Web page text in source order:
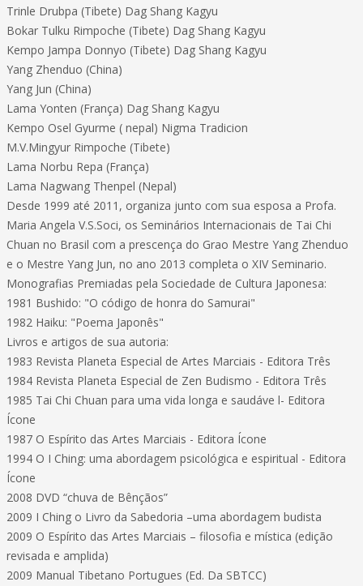
Trinle Drubpa (Tibete) Dag Shang Kagyu
Bokar Tulku Rimpoche (Tibete) Dag Shang Kagyu
Kempo Jampa Donnyo (Tibete) Dag Shang Kagyu
Yang Zhenduo (China)
Yang Jun (China)
Lama Yonten (França) Dag Shang Kagyu
Kempo Osel Gyurme ( nepal) Nigma Tradicion
M.V.Mingyur Rimpoche (Tibete)
Lama Norbu Repa (França)
Lama Nagwang Thenpel (Nepal)
Desde 1999 até 2011, organiza junto com sua esposa a Profa.
Maria Angela V.S.Soci, os Seminários Internacionais de Tai Chi
Chuan no Brasil com a prescença do Grao Mestre Yang Zhenduo
e o Mestre Yang Jun, no ano 2013 completa o XIV Seminario.
Monografias Premiadas pela Sociedade de Cultura Japonesa:
1981 Bushido: "O código de honra do Samurai"
1982 Haiku: "Poema Japonês"
Livros e artigos de sua autoria:
1983 Revista Planeta Especial de Artes Marciais - Editora Três
1984 Revista Planeta Especial de Zen Budismo - Editora Três
1985 Tai Chi Chuan para uma vida longa e saudáve l- Editora
Ícone
1987 O Espírito das Artes Marciais - Editora Ícone
1994 O I Ching: uma abordagem psicológica e espiritual - Editora
Ícone
2008 DVD “chuva de Bênçãos”
2009 I Ching o Livro da Sabedoria –uma abordagem budista
2009 O Espírito das Artes Marciais – filosofia e mística (edição
revisada e amplida)
2009 Manual Tibetano Portugues (Ed. Da SBTCC)